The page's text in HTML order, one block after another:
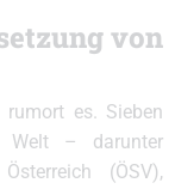
von
es. Sieben
Welt – darunter
(ÖSV),